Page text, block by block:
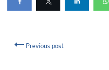
Previous post